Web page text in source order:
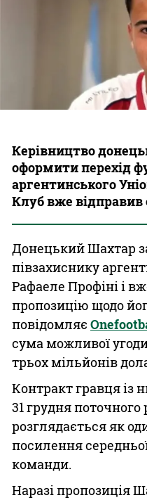
Керівництво
оформити перехід
аргентинського
Клуб вже відправив
Донецький Шахтар
півзахиснику
Рафаеле Профіні і
пропозицію щодо
повідомляє
сума можливої
трьох мільйонів
Контракт гравця із
31 грудня поточного
розглядається як
посилення
команди.
Наразі пропозиція